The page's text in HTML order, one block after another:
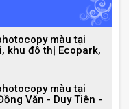
màu tại
khu đô thị Ecopark,
màu tại
Văn - Duy Tiên -